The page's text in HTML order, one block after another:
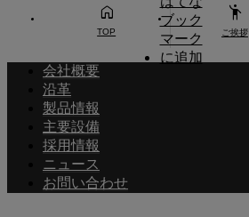

TOP

ご挨拶
会社概要
沿革
製品情報
主要設備
採用情報
ニュース
お問い合わせ